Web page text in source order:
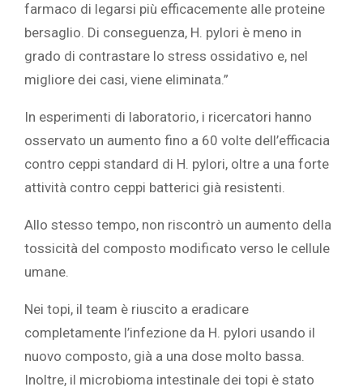
farmaco di legarsi più efficacemente alle proteine
bersaglio. Di conseguenza, H. pylori è meno in
grado di contrastare lo stress ossidativo e, nel
migliore dei casi, viene eliminata.”
In esperimenti di laboratorio, i ricercatori hanno
osservato un aumento fino a 60 volte dell’efficacia
contro ceppi standard di H. pylori, oltre a una forte
attività contro ceppi batterici già resistenti.
Allo stesso tempo, non riscontrò un aumento della
tossicità del composto modificato verso le cellule
umane.
Nei topi, il team è riuscito a eradicare
completamente l’infezione da H. pylori usando il
nuovo composto, già a una dose molto bassa.
Inoltre, il microbioma intestinale dei topi è stato